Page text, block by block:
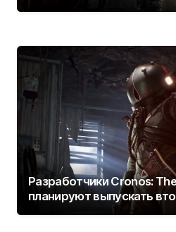
Разработчики Cronos:
планируют выпускать